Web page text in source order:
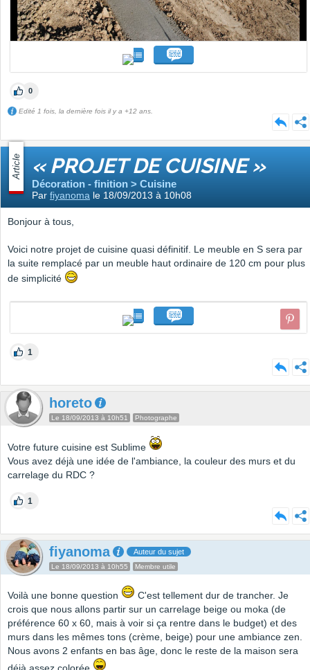
0
Edité 1 fois, la dernière fois il y a +12 ans.
Article « PROJET DE CUISINE »
Décoration - finition > Cuisine
Par fiyanoma le 18/09/2013 à 10h08
Bonjour à tous,
Voici notre projet de cuisine quasi définitif. Le meuble en S sera par
la suite remplacé par un meuble haut ordinaire de 120 cm pour plus
de simplicité
1
horeto
Le 18/09/2013 à 10h51 Photographe
Votre future cuisine est Sublime
Vous avez déjà une idée de l'ambiance, la couleur des murs et du
carrelage du RDC ?
1
fiyanoma Auteur du sujet
Le 18/09/2013 à 10h55 Membre utile
Voilà une bonne question
C'est tellement dur de trancher. Je
crois que nous allons partir sur un carrelage beige ou moka (de
préférence 60 x 60, mais à voir si ça rentre dans le budget) et des
murs dans les mêmes tons (crème, beige) pour une ambiance zen.
Nous avons 2 enfants en bas âge, donc le reste de la maison sera